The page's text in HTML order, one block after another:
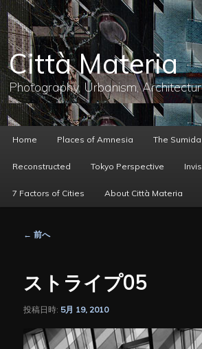
メ
イ
ン
コ
ン
テ
ン
へ
移
動
Città Materia
Photography, Urbanism,
ー
Home Places of Amnesia The
Reconstructed Tokyo Perspective
7 Factors of Cities About Città Materia
ゲ
シ
ン
← 前へ
ストライプ05
投稿日時: 5月 19, 2010